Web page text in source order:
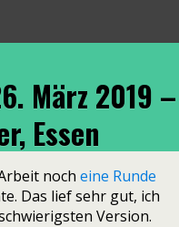
März 2019 –
Essen
noch eine Runde
Das lief sehr gut, ich
Version.